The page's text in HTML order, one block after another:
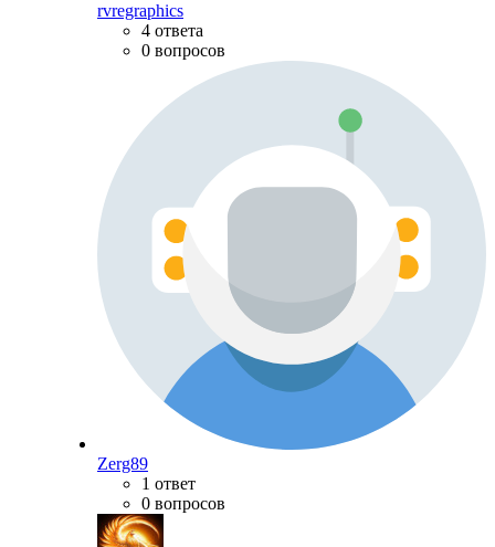
rvregraphics
4 ответа
0 вопросов
Zerg89
1 ответ
0 вопросов